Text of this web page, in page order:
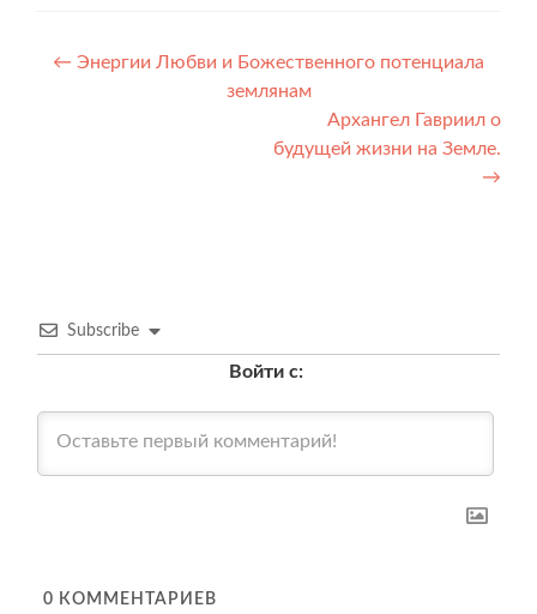
Навигация
← Энергии Любви и Божественного потенциала
землянам
Архангел Гавриил о
будущей жизни на Земле.
→
Subscribe
Войти с:
0 КОММЕНТАРИЕВ